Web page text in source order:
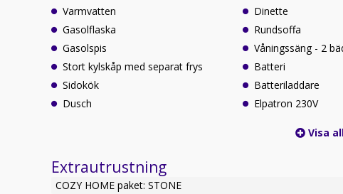
Varmvatten
Gasolflaska
Gasolspis
Stort kylskåp med separat frys
Sidokök
Dusch
Dinette
Rundsoffa
Våningssäng - 2
Batteri
Batteriladdare
Elpatron 230V
Visa
Extrautrustning
COZY HOME paket: STONE